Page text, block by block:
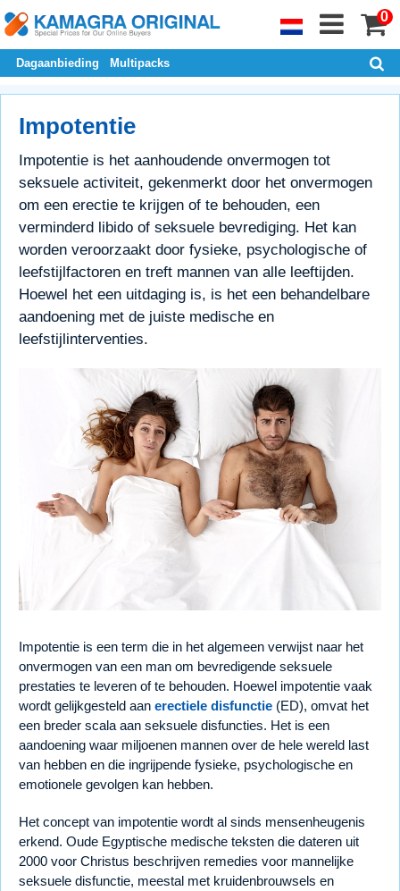
0
Dagaanbieding Multipacks
Impotentie
Impotentie is het aanhoudende onvermogen tot
seksuele activiteit, gekenmerkt door het onvermogen
om een erectie te krijgen of te behouden, een
verminderd libido of seksuele bevrediging. Het kan
worden veroorzaakt door fysieke, psychologische of
leefstijlfactoren en treft mannen van alle leeftijden.
Hoewel het een uitdaging is, is het een behandelbare
aandoening met de juiste medische en
leefstijlinterventies.
Impotentie is een term die in het algemeen verwijst naar het
onvermogen van een man om bevredigende seksuele
prestaties te leveren of te behouden. Hoewel impotentie vaak
wordt gelijkgesteld aan erectiele disfunctie (ED), omvat het
een breder scala aan seksuele disfuncties. Het is een
aandoening waar miljoenen mannen over de hele wereld last
van hebben en die ingrijpende fysieke, psychologische en
emotionele gevolgen kan hebben.
Het concept van impotentie wordt al sinds mensenheugenis
erkend. Oude Egyptische medische teksten die dateren uit
2000 voor Christus beschrijven remedies voor mannelijke
seksuele disfunctie, meestal met kruidenbrouwsels en